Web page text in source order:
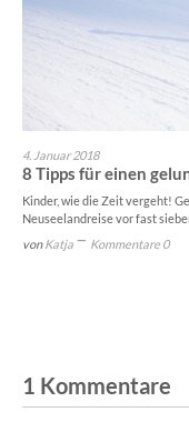
4. Januar 2018
8 Tipps für einen
Kinder, wie die Zeit vergeht!
Neuseelandreise vor fast
vonKatja Kommentare 0
1 Kommentare